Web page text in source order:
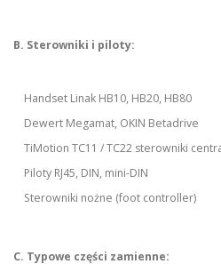
B. Sterowniki i piloty:
Handset Linak HB10, HB20, HB80
Dewert Megamat, OKIN Betadrive
TiMotion TC11 / TC22 sterowniki
Piloty RJ45, DIN, mini-DIN
Sterowniki nożne (foot controller)
C. Typowe części zamienne: